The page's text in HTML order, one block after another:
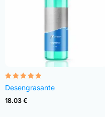
Valorado
con
4.82
de 5
Desengrasante
18.03 €